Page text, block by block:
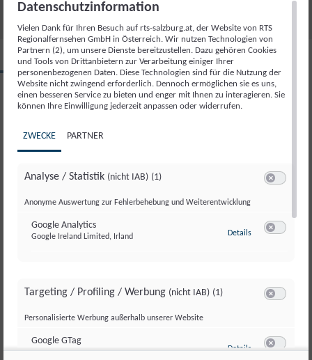
RTS SPORT KOMPAKT
Di., 5. Mai. 2026
Sendung teilen
06.
06.
06.
06.
06.
06.
August 2026
SALZBURG KOMPAKT
Datenschutzinformation
Vielen Dank für Ihren Besuch auf rts-salzburg.at, der Website von RTS
Regionalfernsehen GmbH in Österreich. Wir nutzen Technologien von
Partnern (2), um unsere Dienste bereitzustellen. Dazu gehören Cookies
und Tools von Drittanbietern zur Verarbeitung einiger Ihrer
personenbezogenen Daten. Diese Technologien sind für die Nutzung der
Website nicht zwingend erforderlich. Dennoch ermöglichen sie es uns,
einen besseren Service zu bieten und enger mit Ihnen zu interagieren. Sie
können Ihre Einwilligung jederzeit anpassen oder widerrufen.
ZWECKE PARTNER
Analyse / Statistik (nicht IAB) (1)
Anonyme Auswertung zur Fehlerbehebung und Weiterentwicklung
Google Analytics
Google Ireland Limited, Irland Details zu Google
Targeting / Profiling / Werbung (nicht IAB) (1)
Personalisierte Werbung außerhalb unserer Website
Google GTag
Google Ireland Limited, Irland Details zu Google GTag